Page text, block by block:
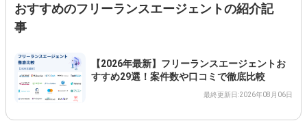
おすすめのフリーランスエージェントの紹介記
事
【2026年最新】フリーランスエージェントお
すすめ29選！案件数や口コミで徹底比較
最終更新日:2026年08月06日